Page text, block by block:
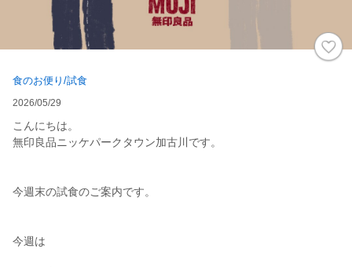
食のお便り/試食
2026/05/29
こんにちは。
無印良品ニッケパークタウン加古川です。
今週末の試食のご案内です。
今週は